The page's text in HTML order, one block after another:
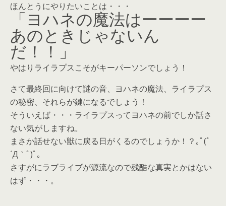
ほんとうにやりたいことは・・・
「ヨハネの魔法はーーーー
あのときじゃないん
だ！！」
やはりライラプスこそがキーパーソンでしょう！
さて最終回に向けて謎の音、ヨハネの魔法、ライラプス
の秘密、それらが鍵になるでしょう！
そういえば・・・ライラプスってヨハネの前でしか話さ
ない気がしますね。
まさか話せない獣に戻る日がくるのでしょうか！？｡ﾟ(ﾟ
´Д｀ﾟ)ﾟ｡
さすがにラブライブが源流なので残酷な真実とかはない
はず・・・。